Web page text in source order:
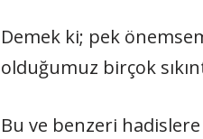
Demek ki; pek
olduğumuz birçok
Bu ve benzeri